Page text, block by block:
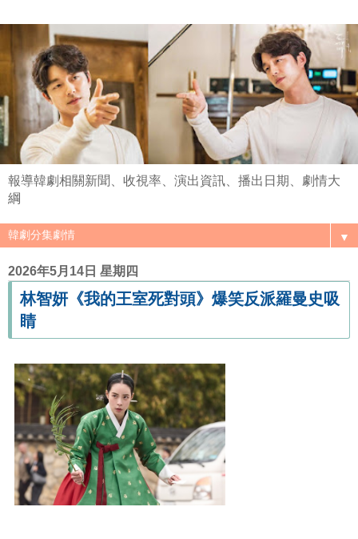
報導韓劇相關新聞、收視率、演出資訊、播出日期、劇情大
綱
▼
2026年5月14日 星期四
林智妍《我的王室死對頭》爆笑反派羅曼史吸
睛